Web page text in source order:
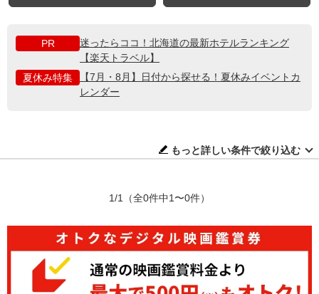
PR
迷ったらココ！北海道の最新ホテルランキング
【楽天トラベル】
夏休み特集
【7月・8月】日付から探せる！夏休みイベントカ
レンダー
もっと詳しい条件で絞り込む
1/1 （全0件中1〜0件）